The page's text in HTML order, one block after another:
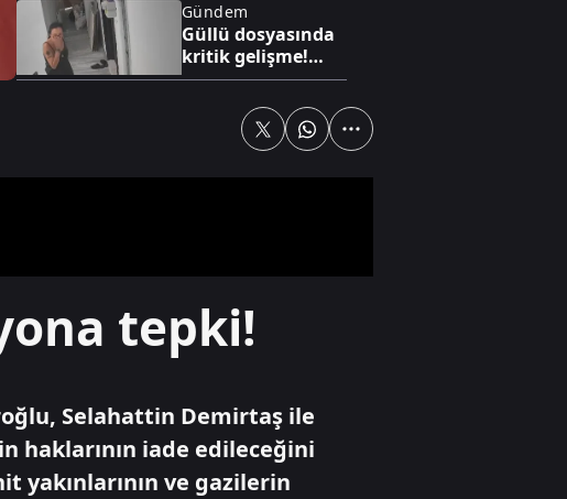
Gündem
Güllü dosyasında
kritik gelişme!
İddianame
Devlet şefkati
ABD-İran hattında
kritik hafta sonu!
karanlığa
gömeriz" resti
Gündem
"Fenomen
olacağım" dedi
tepki!
Selahattin Demirtaş ile
haklarının iade edileceğini
yakınlarının ve gazilerin